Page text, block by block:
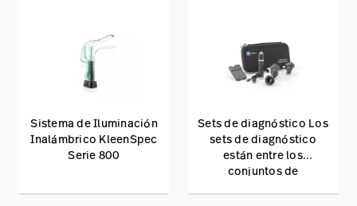
Sistema de Iluminación
Inalámbrico KleenSpec
Serie 800
Sets de diagnóstico Los
sets de diagnóstico
están entre los
conjuntos de